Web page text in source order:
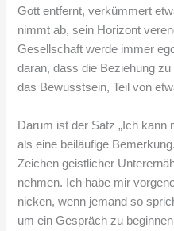
Gott entfernt, verkümmert
nimmt ab, sein Horizont
Gesellschaft werde immer
daran, dass die Beziehung
das Bewusstsein, Teil von
Darum ist der Satz „Ich kann
als eine beiläufige
Zeichen geistlicher
nehmen. Ich habe mir
nicken, wenn jemand so
um ein Gespräch zu